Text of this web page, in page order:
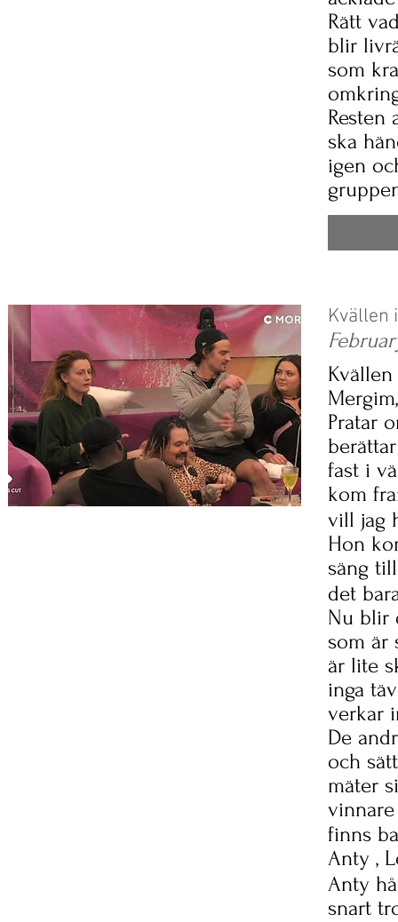
Rätt
blir
som
Resten
ska
igen
Kvällen
Pratar
fast i
kom
vill jag
Hon
säng
det
Nu blir
som är
är lite
inga
verkar
De
och
mäter
finns
Anty ,
Anty
snart